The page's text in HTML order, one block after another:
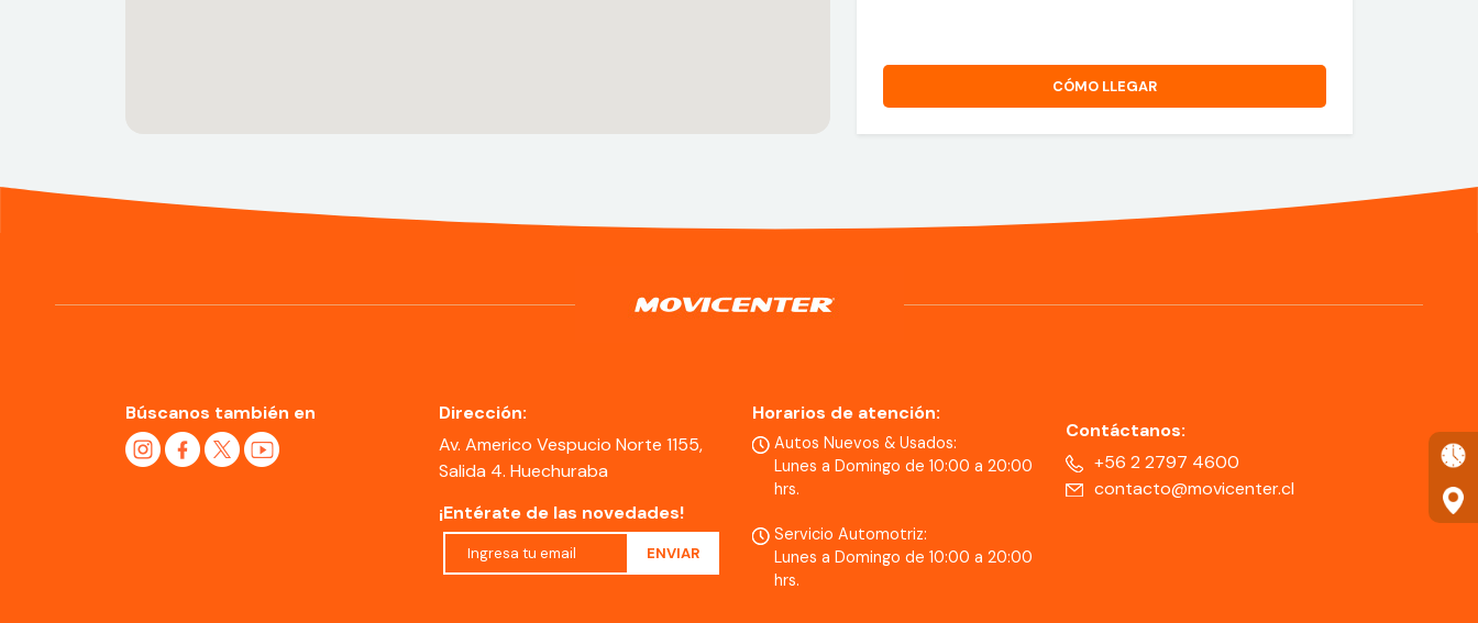
CÓMO LLEGAR
Búscanos también en
Dirección:
Av. Americo Vespucio Norte 1155,
Salida 4. Huechuraba
¡Entérate de las novedades!
Horarios de atención:
Autos Nuevos & Usados:
Lunes a Domingo de 10:00 a 20:00
hrs.
Servicio Automotriz:
Lunes a Domingo de 10:00 a 20:00
hrs.
Contáctanos:
+56 2 2797 4600
contacto@movicenter.cl